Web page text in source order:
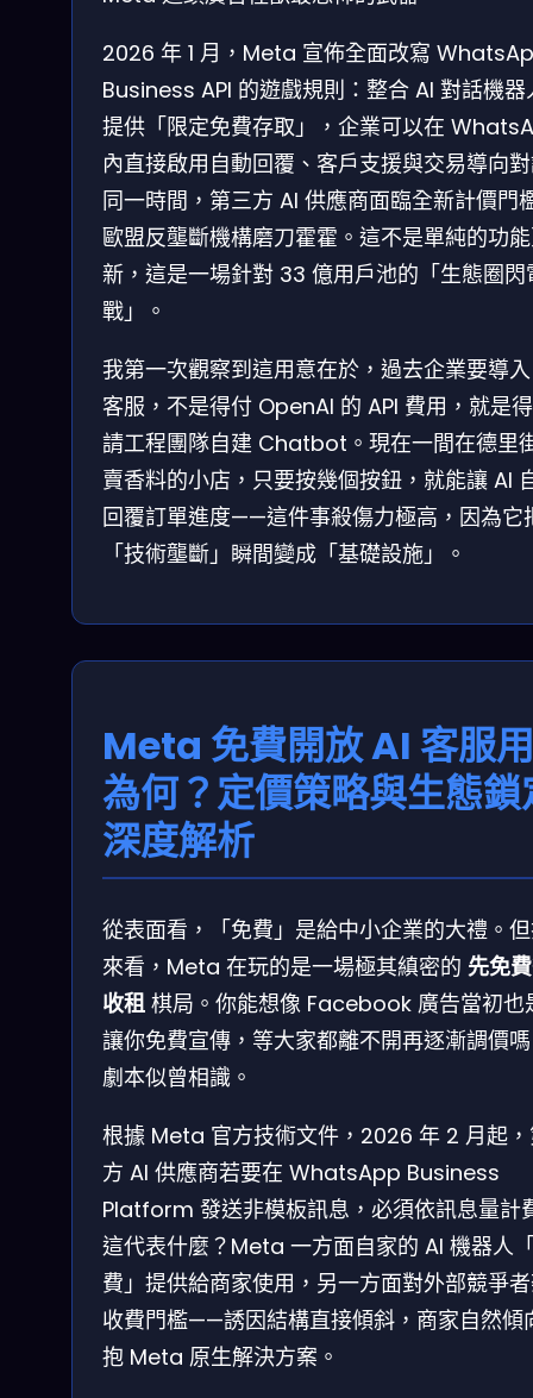
2026 年 1 月，Meta 宣佈全面改寫
Business API 的遊戲規則：整合 AI 對話機器
提供「限定免費存取」，企業可以在
內直接啟用自動回覆、客戶支援與交易導向
同一時間，第三方 AI 供應商面臨全新計價門
歐盟反壟斷機構磨刀霍霍。這不是單純的功
新，這是一場針對 33 億用戶池的「生態圈閃
戰」。
我第一次觀察到這用意在於，過去企業要導
客服，不是得付 OpenAI 的 API 費用，就是
請工程團隊自建 Chatbot。現在一間在德里
賣香料的小店，只要按幾個按鈕，就能讓 AI
回覆訂單進度——這件事殺傷力極高，因為它
「技術壟斷」瞬間變成「基礎設施」。
Meta 免費開放 AI 客服
為何？定價策略與生態鎖
深度解析
從表面看，「免費」是給中小企業的大禮。
來看，Meta 在玩的是一場極其縝密的 先免
收租 棋局。你能想像 Facebook 廣告當初也
讓你免費宣傳，等大家都離不開再逐漸調價
劇本似曾相識。
根據 Meta 官方技術文件，2026 年 2 月起
方 AI 供應商若要在 WhatsApp Business
Platform 發送非模板訊息，必須依訊息量計
這代表什麼？Meta 一方面自家的 AI 機器人
費」提供給商家使用，另一方面對外部競爭
收費門檻——誘因結構直接傾斜，商家自然傾
抱 Meta 原生解決方案。